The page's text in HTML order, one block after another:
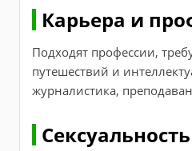
Карьера и
Подходят профессии,
путешествий и
журналистика,